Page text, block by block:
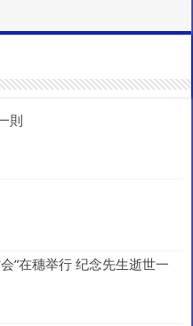
gr
a
e
則
”在穗举行 纪念先生逝世一